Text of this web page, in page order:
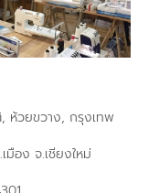
ห้วยขวาง, กรุงเทพ
อง จ.เชียงใหม่